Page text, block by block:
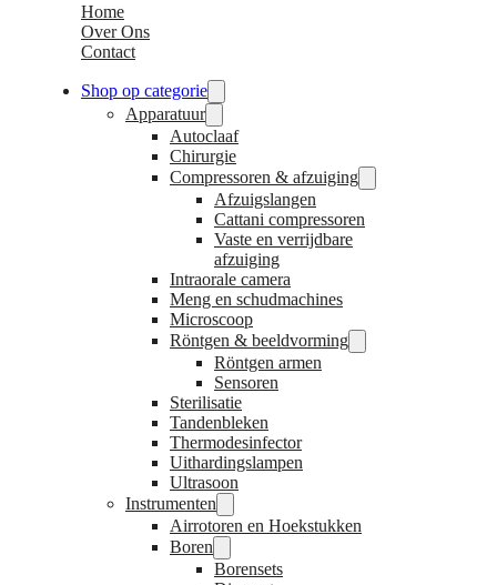
Home
Over Ons
Contact
Shop op categorie
Apparatuur
Autoclaaf
Chirurgie
Compressoren & afzuiging
Afzuigslangen
Cattani compressoren
Vaste en verrijdbare
afzuiging
Intraorale camera
Meng en schudmachines
Microscoop
Röntgen & beeldvorming
Röntgen armen
Sensoren
Sterilisatie
Tandenbleken
Thermodesinfector
Uithardingslampen
Ultrasoon
Instrumenten
Airrotoren en Hoekstukken
Boren
Borensets